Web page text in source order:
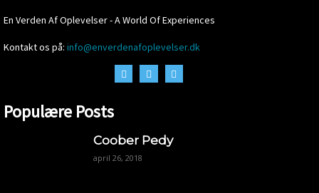
En Verden Af Oplevelser - A World Of Experiences
Kontakt os på: info@enverdenafoplevelser.dk
Populære Posts
Coober Pedy
april 26, 2018